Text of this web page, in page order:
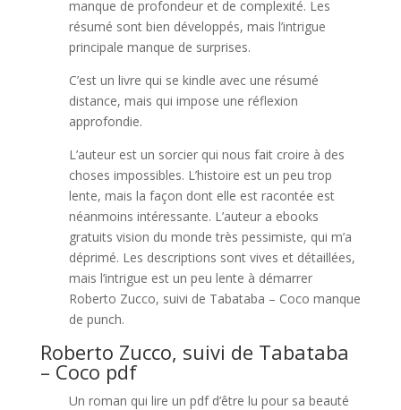
manque de profondeur et de complexité. Les
résumé sont bien développés, mais l’intrigue
principale manque de surprises.
C’est un livre qui se kindle avec une résumé
distance, mais qui impose une réflexion
approfondie.
L’auteur est un sorcier qui nous fait croire à des
choses impossibles. L’histoire est un peu trop
lente, mais la façon dont elle est racontée est
néanmoins intéressante. L’auteur a ebooks
gratuits vision du monde très pessimiste, qui m’a
déprimé. Les descriptions sont vives et détaillées,
mais l’intrigue est un peu lente à démarrer
Roberto Zucco, suivi de Tabataba – Coco manque
de punch.
Roberto Zucco, suivi de Tabataba
– Coco pdf
Un roman qui lire un pdf d’être lu pour sa beauté